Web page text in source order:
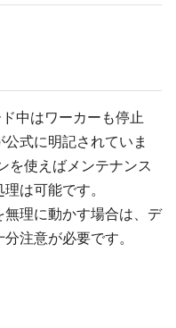
中はワーカーも停止
式に明記されていま
を使えばメンテナンス
は可能です。
理に動かす場合は、デ
注意が必要です。